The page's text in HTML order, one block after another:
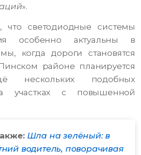
».
что светодиодные системы
особенно актуальны в
когда дороги становятся
районе планируется
нескольких подобных
участках с повышенной
Шла на зелёный: в
водитель, поворачивая